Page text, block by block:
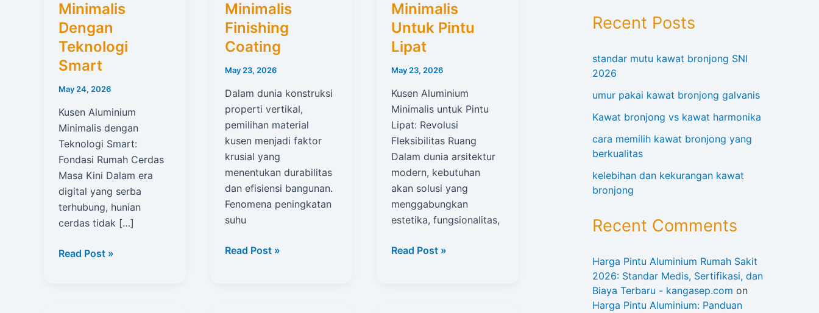
Minimalis
Dengan
Teknologi
Smart
May 24, 2026
Kusen Aluminium
Minimalis dengan
Teknologi Smart:
Fondasi Rumah Cerdas
Masa Kini Dalam era
digital yang serba
terhubung, hunian
cerdas tidak […]
Kusen
Read Post »
Minimalis
Finishing
Coating
May 23, 2026
Dalam dunia konstruksi
properti vertikal,
pemilihan material
kusen menjadi faktor
krusial yang
menentukan durabilitas
dan efisiensi bangunan.
Fenomena peningkatan
suhu
Kusen
Read Post »
Minimalis
Untuk Pintu
Lipat
May 23, 2026
Kusen Aluminium
Minimalis untuk Pintu
Lipat: Revolusi
Fleksibilitas Ruang
Dalam dunia arsitektur
modern, kebutuhan
akan solusi yang
menggabungkan
estetika, fungsionalitas,
Kusen
Read Post »
Recent Posts
standar mutu kawat bronjong SNI
2026
umur pakai kawat bronjong galvanis
Kawat bronjong vs kawat harmonika
cara memilih kawat bronjong yang
berkualitas
kelebihan dan kekurangan kawat
bronjong
Recent Comments
Harga Pintu Aluminium Rumah Sakit
2026: Standar Medis, Sertifikasi, dan
Biaya Terbaru - kangasep.com on
Harga Pintu Aluminium: Panduan